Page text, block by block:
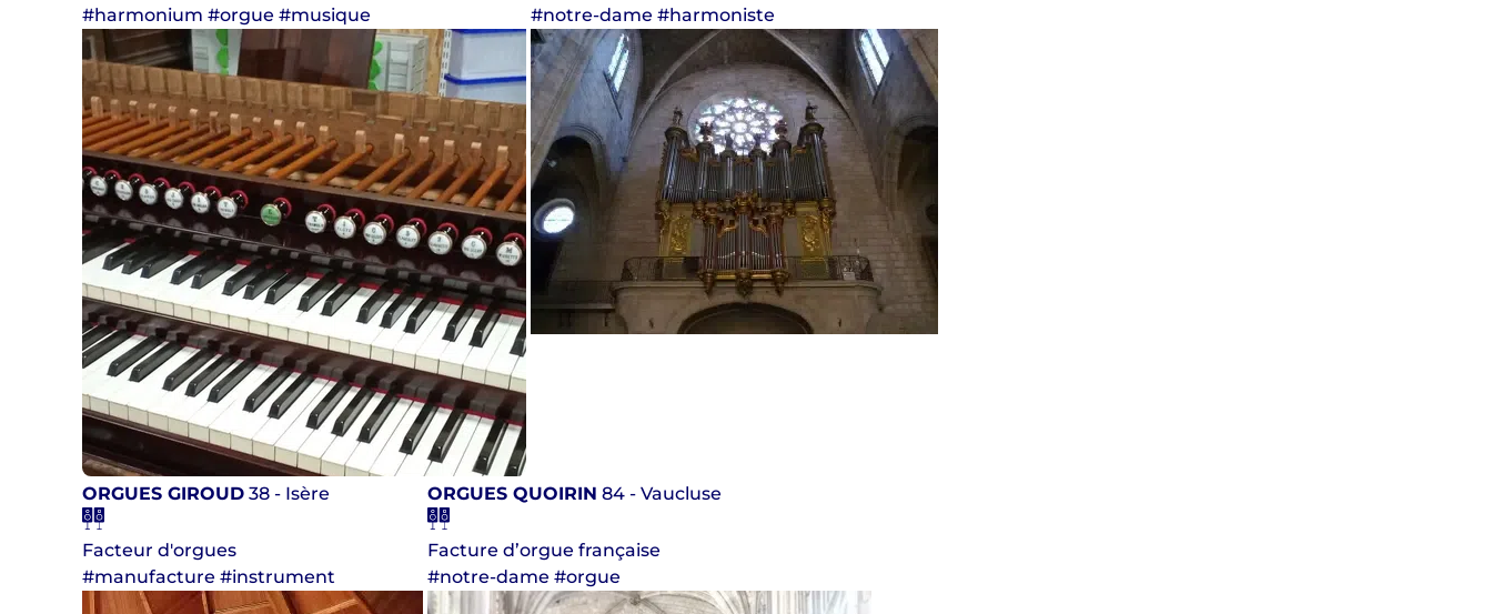
#harmonium #orgue #musique
#notre-dame #harmoniste
ORGUES GIROUD 38 - Isère
Facteur d'orgues
#manufacture #instrument
ORGUES QUOIRIN 84 - Vaucluse
Facture d’orgue française
#notre-dame #orgue